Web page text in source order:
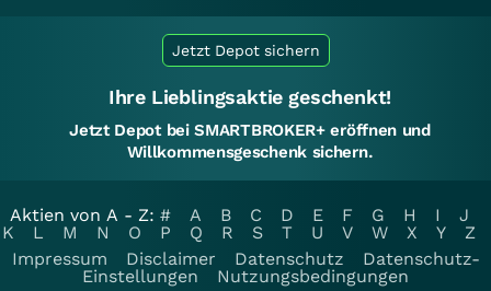
Jetzt Depot sichern
Ihre Lieblingsaktie geschenkt!
Jetzt Depot bei SMARTBROKER+ eröffnen und
Willkommensgeschenk sichern.
Aktien von A - Z: # A B C D E F G H I
J
K
L M N O P Q R S T U V W X Y
Z
Impressum
Disclaimer Datenschutz
Datenschutz-
Einstellungen
Nutzungsbedingungen